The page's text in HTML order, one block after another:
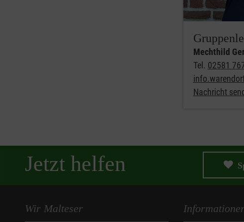
Begleitung und Hilfestellung bei Ihren Aufgaben
eine nette aufgeschlossen Gemeinschaft in der
Der Malteser Besuchs- und Begleitdienst in Warendorf
Mechthild
Tel. 02581
Nachricht
Jetzt helfen
Wir Malteser